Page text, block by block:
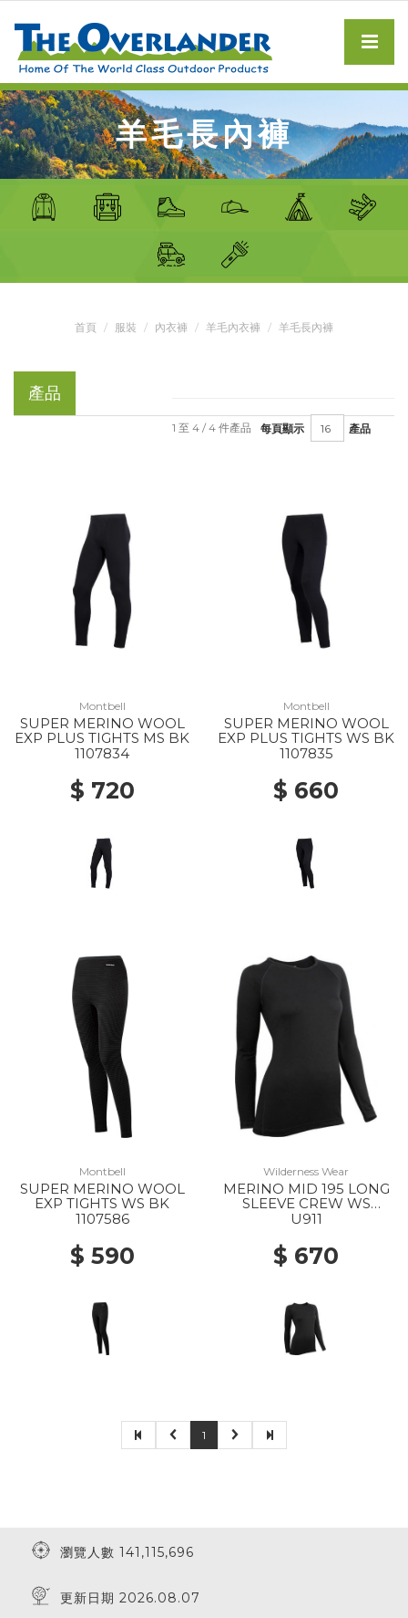
羊毛長內褲
首頁 服裝 內衣褲 羊毛內衣褲 羊毛長內褲
產品
每頁顯示 產品
1 至 4 / 4 件產品
Montbell
SUPER MERINO WOOL
EXP PLUS TIGHTS MS BK
1107834
$ 720
Montbell
SUPER MERINO WOOL
EXP PLUS TIGHTS WS BK
1107835
$ 660
Montbell
SUPER MERINO WOOL
EXP TIGHTS WS BK
1107586
$ 590
Wilderness Wear
MERINO MID 195 LONG
SLEEVE CREW WS
BLACK
U911
$ 670
1
瀏覽人數 141,115,696
更新日期 2026.08.07